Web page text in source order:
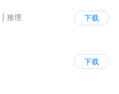
推理
下载
下载